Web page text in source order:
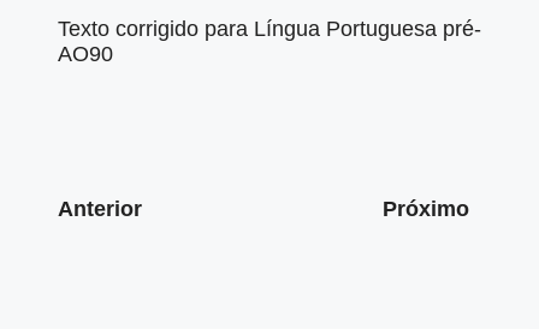
Texto corrigido para Língua Portuguesa pré-
AO90
Anterior Próximo